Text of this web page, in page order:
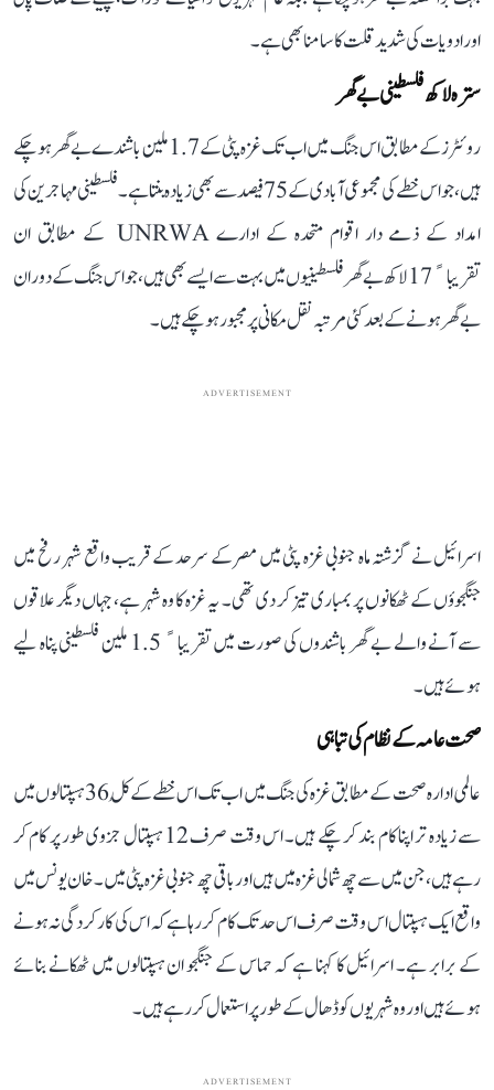
اور ادویات کی شدید قلت کا سامنا بھی ہے۔
سترہ لاکھ فلسطینی بےگھر
روئٹرز کے مطابق اس جنگ میں اب تک غزہ پٹی کے 1.7 ملین باشندے بے گھر ہو چکے
ہیں، جو اس خطے کی مجموعی آبادی کے 75 فیصد سے بھی زیادہ بنتا ہے۔ فلسطینی مہاجرین کی
امداد کے ذمے دار اقوام متحدہ کے ادارے UNRWA کے مطابق ان
تقریباﹰ 17 لاکھ بے گھر فلسطینیوں میں بہت سے ایسے بھی ہیں، جو اس جنگ کے دوران
بے گھر ہونے کے بعد کئی مرتبہ نقل مکانی پر مجبور ہو چکے ہیں۔
ADVERTISEMENT
اسرائیل نے گزشتہ ماہ جنوبی غزہ پٹی میں مصر کے سرحد کے قریب واقع شہر رفح میں
جنگجوؤں کے ٹھکانوں پر بمباری تیز کر دی تھی۔ یہ غزہ کا وہ شہر ہے، جہاں دیگر علاقوں
سے آنے والے بے گھر باشندوں کی صورت میں تقریباﹰ 1.5 ملین فلسطینی پناہ لیے
ہوئے ہیں۔
صحت عامہ کے نظام کی تباہی
عالمی ادارہ صحت کے مطابق غزہ کی جنگ میں اب تک اس خطے کے کُل 36 ہسپتالوں میں
سے زیادہ تر اپنا کام بند کر چکے ہیں۔ اس وقت صرف 12 ہسپتال جزوی طور پر کام کر
رہے ہیں، جن میں سے چھ شمالی غزہ میں ہیں اور باقی چھ جنوبی غزہ پٹی میں۔ خان یونس میں
واقع ایک ہسپتال اس وقت صرف اس حد تک کام کر رہا ہے کہ اس کی کارکردگی نہ ہونے
کے برابر ہے۔ اسرائیل کا کہنا ہے کہ حماس کے جنگجو ان ہسپتالوں میں ٹھکانے بنائے
ہوئے ہیں اور وہ شہریوں کو ڈھال کے طور پر استعمال کر رہے ہیں۔
ADVERTISEMENT